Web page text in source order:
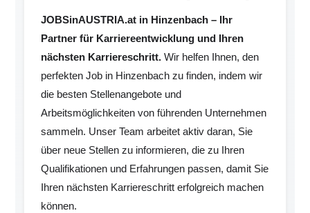
JOBSinAUSTRIA.at in Hinzenbach – Ihr
Partner für Karriereentwicklung und Ihren
nächsten Karriereschritt. Wir helfen Ihnen, den
perfekten Job in Hinzenbach zu finden, indem wir
die besten Stellenangebote und
Arbeitsmöglichkeiten von führenden Unternehmen
sammeln. Unser Team arbeitet aktiv daran, Sie
über neue Stellen zu informieren, die zu Ihren
Qualifikationen und Erfahrungen passen, damit Sie
Ihren nächsten Karriereschritt erfolgreich machen
können.